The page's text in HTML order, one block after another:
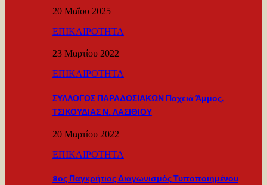
20 Μαΐου 2025
ΕΠΙΚΑΙΡΟΤΗΤΑ
23 Μαρτίου 2022
ΕΠΙΚΑΙΡΟΤΗΤΑ
ΣΥΛΛΟΓΟΣ ΠΑΡΑΔΟΣΙΑΚΩΝ Παχειά Άμμος,
ΤΣΙΚΟΥΔΙΑΣ Ν. ΛΑΣΙΘΙΟΥ
20 Μαρτίου 2022
ΕΠΙΚΑΙΡΟΤΗΤΑ
8ος Παγκρήτιος Διαγωνισμός Τυποποιημένου